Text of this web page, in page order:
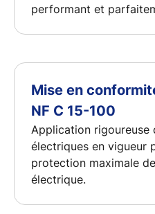
performant et
Mise en
NF C 15-100
Application rigoureuse
électriques en vigueur
protection maximale
électrique.